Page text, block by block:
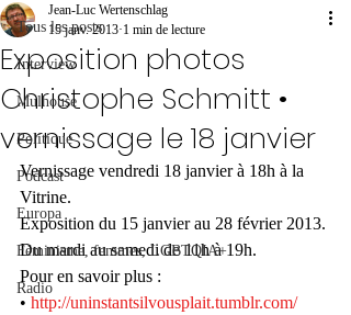
Tous les posts
Interview
Mulhouse
Politique
Podcast
Europa
Féminisme, femmes, LGBTQIA+
Radio
Exposition photos
Christophe Schmitt •
vernissage le 18 janvier
Jean-Luc Wertenschlag
15 janv. 2013 1 min de lecture
Vernissage vendredi 18 janvier à 18h à la
Vitrine.
Exposition du 15 janvier au 28 février 2013.
Du mardi au samedi de 11h à 19h.
Pour en savoir plus :
• http://uninstantsilvousplait.tumblr.com/